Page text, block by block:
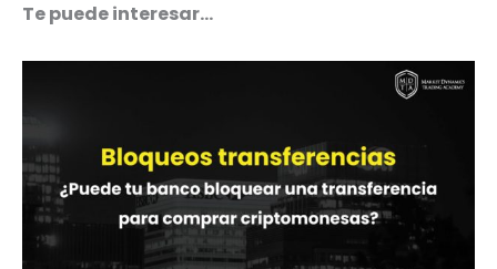
Te puede interesar…